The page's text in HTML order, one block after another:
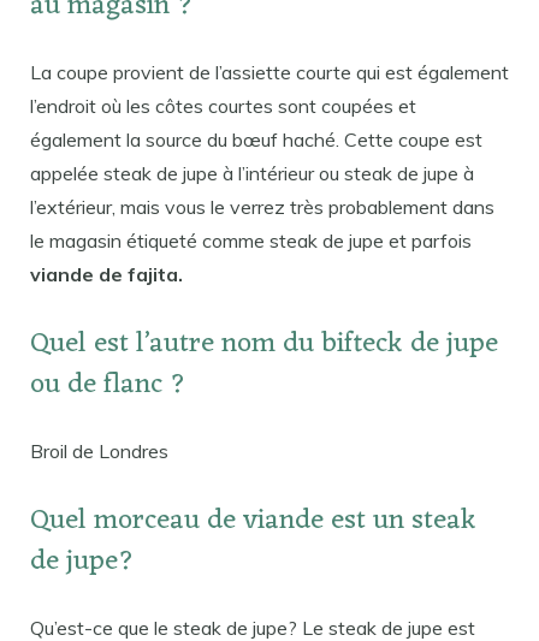
La coupe provient de l’assiette courte qui est également
l’endroit où les côtes courtes sont coupées et
également la source du bœuf haché. Cette coupe est
appelée steak de jupe à l’intérieur ou steak de jupe à
l’extérieur, mais vous le verrez très probablement dans
le magasin étiqueté comme steak de jupe et parfois
viande de fajita.
Quel est l’autre nom du bifteck de jupe
ou de flanc ?
Broil de Londres
Quel morceau de viande est un steak
de jupe?
Qu’est-ce que le steak de jupe? Le steak de jupe est